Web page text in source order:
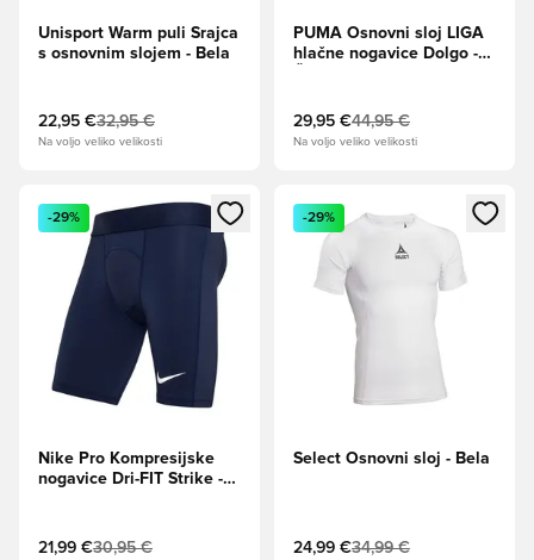
Unisport Warm puli Srajca
s osnovnim slojem - Bela
22,95 €32,95 €
Na voljo veliko velikosti
PUMA Osnovni sloj LIGA
hlačne nogavice Dolgo -
29,95 €44,95 €
Na voljo veliko velikosti
Odpre Modal za prijavo ali vpis kot član
-29%
Nike Pro Kompresijske
nogavice Dri-FIT Strike -
21,99 €30,95 €
Odpre Modal za prijavo ali
-29%
Select Osnovni sloj - Bela
24,99 €34,99 €